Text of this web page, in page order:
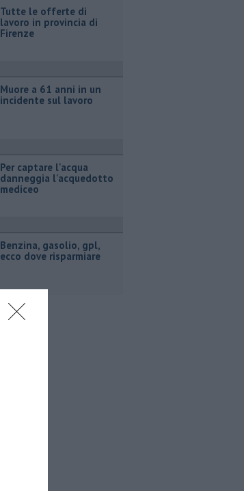
​Tutte le offerte di
lavoro in provincia di
Firenze
Muore a 61 anni in un
incidente sul lavoro
Per captare l'acqua
danneggia l'acquedotto
mediceo
​Benzina, gasolio, gpl,
ecco dove risparmiare